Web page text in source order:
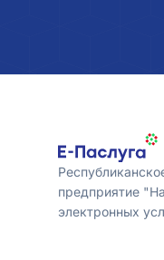
предприятие
электронных